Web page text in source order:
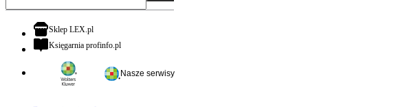
Sklep LEX.plotwiera się w nowej karcie
Księgarnia profinfo.plotwiera się w nowej karcie
Nasze serwisy